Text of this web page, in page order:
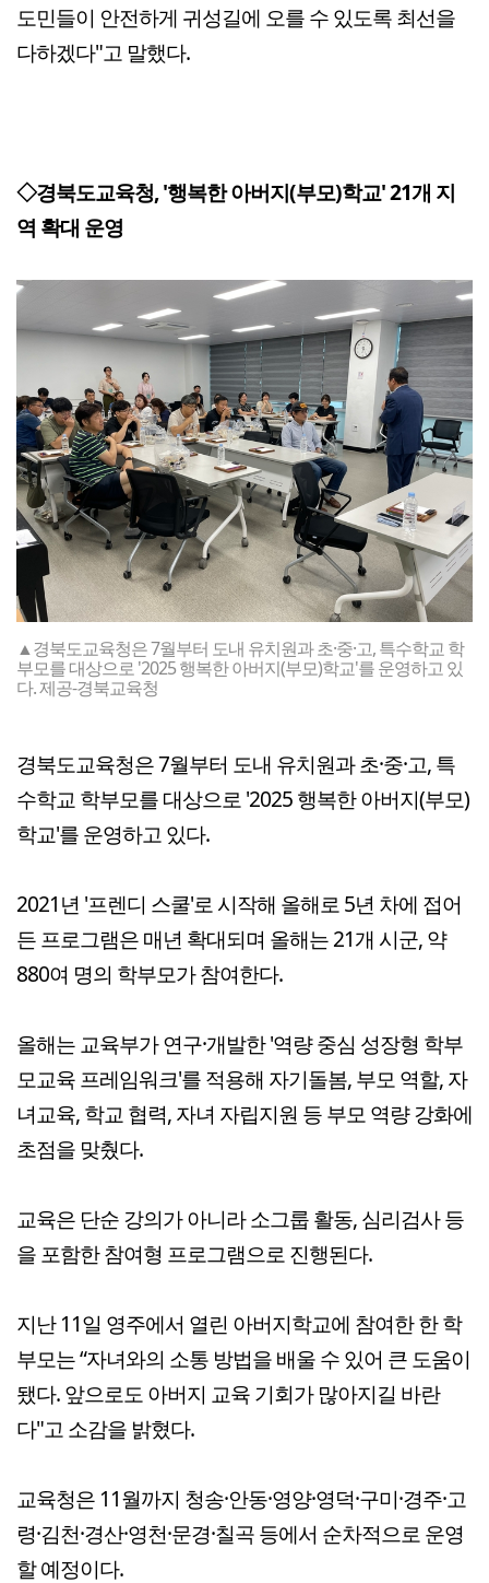
도민들이 안전하게 귀성길에 오를 수 있도록 최선을
다하겠다"고 말했다.
◇경북도교육청, '행복한 아버지(부모)학교' 21개 지
역 확대 운영
▲경북도교육청은 7월부터 도내 유치원과 초·중·고, 특수학교 학
부모를 대상으로 '2025 행복한 아버지(부모)학교'를 운영하고 있
다. 제공-경북교육청
경북도교육청은 7월부터 도내 유치원과 초·중·고, 특
수학교 학부모를 대상으로 '2025 행복한 아버지(부모)
학교'를 운영하고 있다.
2021년 '프렌디 스쿨'로 시작해 올해로 5년 차에 접어
든 프로그램은 매년 확대되며 올해는 21개 시군, 약
880여 명의 학부모가 참여한다.
올해는 교육부가 연구·개발한 '역량 중심 성장형 학부
모교육 프레임워크'를 적용해 자기돌봄, 부모 역할, 자
녀교육, 학교 협력, 자녀 자립지원 등 부모 역량 강화에
초점을 맞췄다.
교육은 단순 강의가 아니라 소그룹 활동, 심리검사 등
을 포함한 참여형 프로그램으로 진행된다.
지난 11일 영주에서 열린 아버지학교에 참여한 한 학
부모는 “자녀와의 소통 방법을 배울 수 있어 큰 도움이
됐다. 앞으로도 아버지 교육 기회가 많아지길 바란
다"고 소감을 밝혔다.
교육청은 11월까지 청송·안동·영양·영덕·구미·경주·고
령·김천·경산·영천·문경·칠곡 등에서 순차적으로 운영
할 예정이다.